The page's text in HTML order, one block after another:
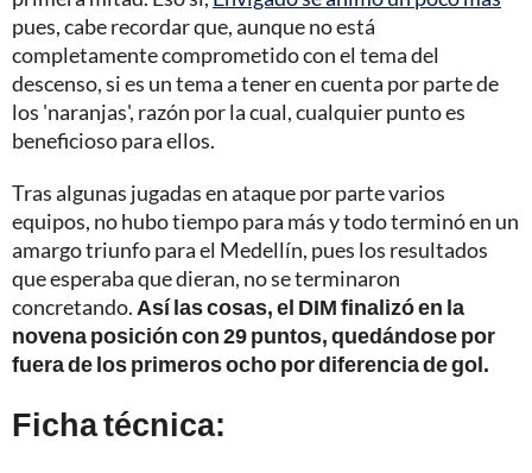
pues, cabe recordar que, aunque no está
completamente comprometido con el tema del
descenso, si es un tema a tener en cuenta por parte de
los 'naranjas', razón por la cual, cualquier punto es
beneficioso para ellos.
Tras algunas jugadas en ataque por parte varios
equipos, no hubo tiempo para más y todo terminó en un
amargo triunfo para el Medellín, pues los resultados
que esperaba que dieran, no se terminaron
concretando. Así las cosas, el DIM finalizó en la
novena posición con 29 puntos, quedándose por
fuera de los primeros ocho por diferencia de gol.
Ficha técnica: